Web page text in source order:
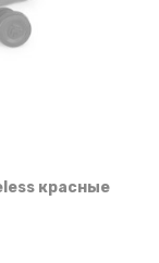
красные